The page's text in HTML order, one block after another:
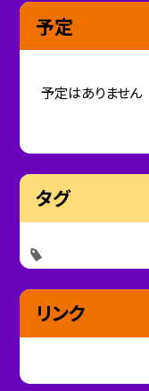
予定
予定はありません
タグ
リンク